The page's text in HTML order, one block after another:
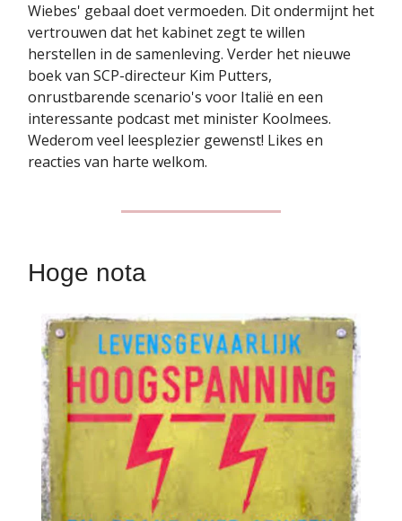
Wiebes' gebaal doet vermoeden. Dit ondermijnt het
vertrouwen dat het kabinet zegt te willen
herstellen in de samenleving. Verder het nieuwe
boek van SCP-directeur Kim Putters,
onrustbarende scenario's voor Italië en een
interessante podcast met minister Koolmees.
Wederom veel leesplezier gewenst! Likes en
reacties van harte welkom.
Hoge nota